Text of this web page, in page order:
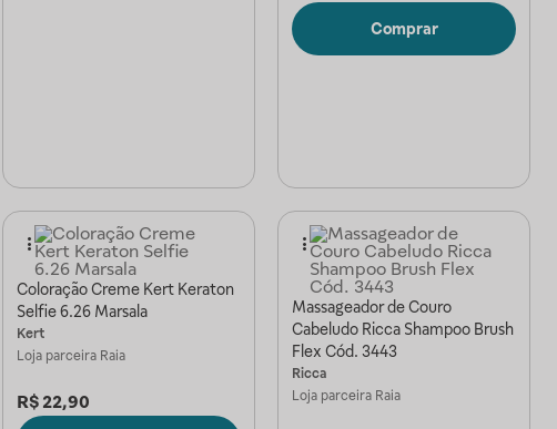
Comprar
Coloração Creme Kert Keraton
Selfie 6.26 Marsala
Kert
Loja parceira Raia
R$ 22,90
Massageador de Couro
Cabeludo Ricca Shampoo Brush
Flex Cód. 3443
Ricca
Loja parceira Raia